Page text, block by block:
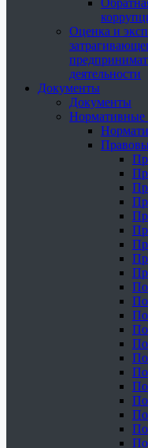
Оценка и
деятельности
Документы
Документы
Нормативные